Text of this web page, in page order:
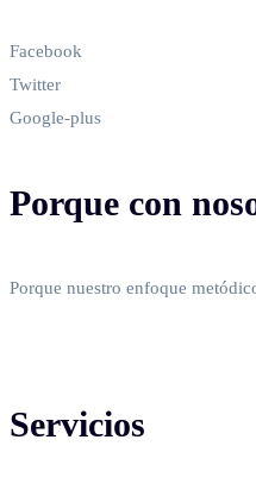
Facebook
Twitter
Google-plus
Porque con
Porque nuestro enfoque
Servicios